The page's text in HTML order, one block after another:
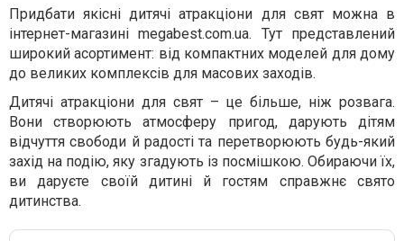
Придбати якісні дитячі атракціони для свят можна в
інтернет-магазині megabest.com.ua. Тут представлений
широкий асортимент: від компактних моделей для дому
до великих комплексів для масових заходів.
Дитячі атракціони для свят – це більше, ніж розвага.
Вони створюють атмосферу пригод, дарують дітям
відчуття свободи й радості та перетворюють будь-який
захід на подію, яку згадують із посмішкою. Обираючи їх,
ви даруєте своїй дитині й гостям справжнє свято
дитинства.